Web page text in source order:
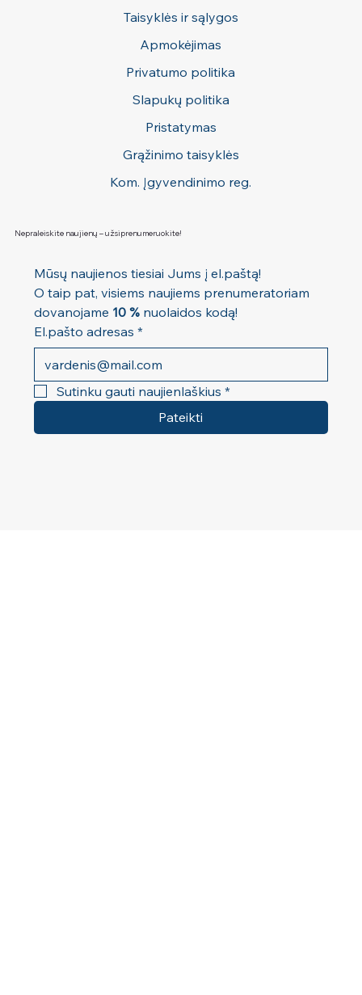
Nepraleiskite naujienų – užsiprenumeruokite!
O taip pat, visiems naujiems prenumeratoriam
dovanojame 10 % nuolaidos kodą!
El.pašto adresas *
Sutinku gauti naujienlaškius *
Pateikti
Taisyklės ir sąlygos
Apmokėjimas
Privatumo politika
Slapukų politika
Pristatymas
Grąžinimo taisyklės
Kom. Įgyvendinimo reg.